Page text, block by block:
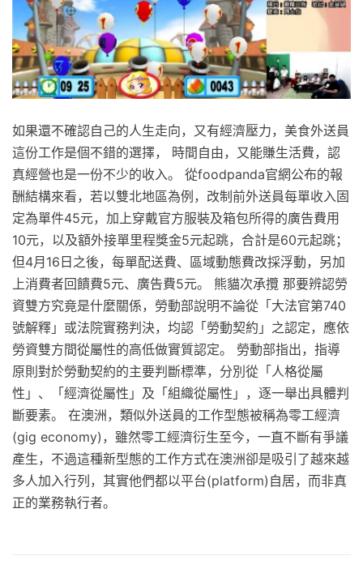
如果還不確認自己的人生走向，又有經濟壓力，美食外送員
這份工作是個不錯的選擇， 時間自由，又能賺生活費，認
真經營也是一份不少的收入。 從foodpanda官網公布的報
酬結構來看，若以雙北地區為例，改制前外送員每單收入固
定為單件45元，加上穿戴官方服裝及箱包所得的廣告費用
10元，以及額外接單里程獎金5元起跳，合計是60元起跳；
但4月16日之後，每單配送費、區域動態費改採浮動，另加
上消費者回饋費5元、廣告費5元。 熊貓次承攬 那要辨認勞
資雙方究竟是什麼關係，勞動部說明不論從「大法官第740
號解釋」或法院實務判決，均認「勞動契約」之認定，應依
勞資雙方間從屬性的高低做實質認定。 勞動部指出，指導
原則對於勞動契約的主要判斷標準，分別從「人格從屬
性」、「經濟從屬性」及「組織從屬性」，逐一舉出具體判
斷要素。 在澳洲，類似外送員的工作型態被稱為零工經濟
(gig economy)，雖然零工經濟衍生至今，一直不斷有爭議
產生，不過這種新型態的工作方式在澳洲卻是吸引了越來越
多人加入行列，其實他們都以平台(platform)自居，而非真
正的業務執行者。